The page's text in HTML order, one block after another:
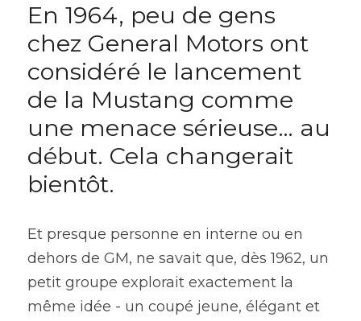
En 1964, peu de gens
chez General Motors ont
considéré le lancement
de la Mustang comme
une menace sérieuse… au
début. Cela changerait
bientôt.
Et presque personne en interne ou en
dehors de GM, ne savait que, dès 1962, un
petit groupe explorait exactement la
même idée - un coupé jeune, élégant et